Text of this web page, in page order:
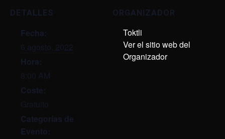
DETALLES
Fecha:
6 agosto, 2022
Hora:
8:00 AM
Coste:
Gratuito
Categorías de
Evento:
ORGANIZADOR
Toktli
Ver el sitio web del
Organizador